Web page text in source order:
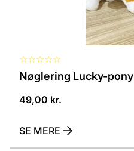
☆☆☆☆☆
Nøglering Lucky-pony
49,00 kr.
SE MERE